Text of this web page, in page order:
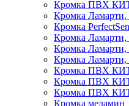
Кромка ПВХ
Кромка
Кромка
Кромка
Кромка
Кромка
Кромка ПВХ
Кромка ПВХ
Кромка ПВХ
Кромка меламин